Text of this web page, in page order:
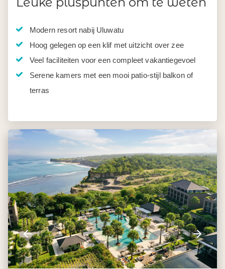
Modern resort nabij Uluwatu
Hoog gelegen op een klif met uitzicht over zee
Veel faciliteiten voor een compleet vakantiegevoel
Serene kamers met een mooi patio-stijl balkon of
terras